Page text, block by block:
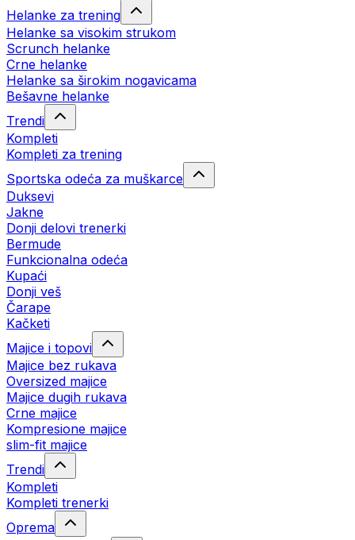
Helanke za trening
Helanke sa visokim strukom
Scrunch helanke
Crne helanke
Helanke sa širokim nogavicama
Bešavne helanke
Trendi
Kompleti
Kompleti za trening
Sportska odeća za muškarce
Duksevi
Jakne
Donji delovi trenerki
Bermude
Funkcionalna odeća
Kupaći
Donji veš
Čarape
Kačketi
Majice i topovi
Majice bez rukava
Oversized majice
Majice dugih rukava
Crne majice
Kompresione majice
slim-fit majice
Trendi
Kompleti
Kompleti trenerki
Oprema